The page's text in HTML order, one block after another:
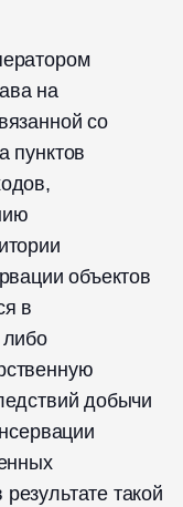
на
со
пунктов
объектов
в
либо
добычи
такой